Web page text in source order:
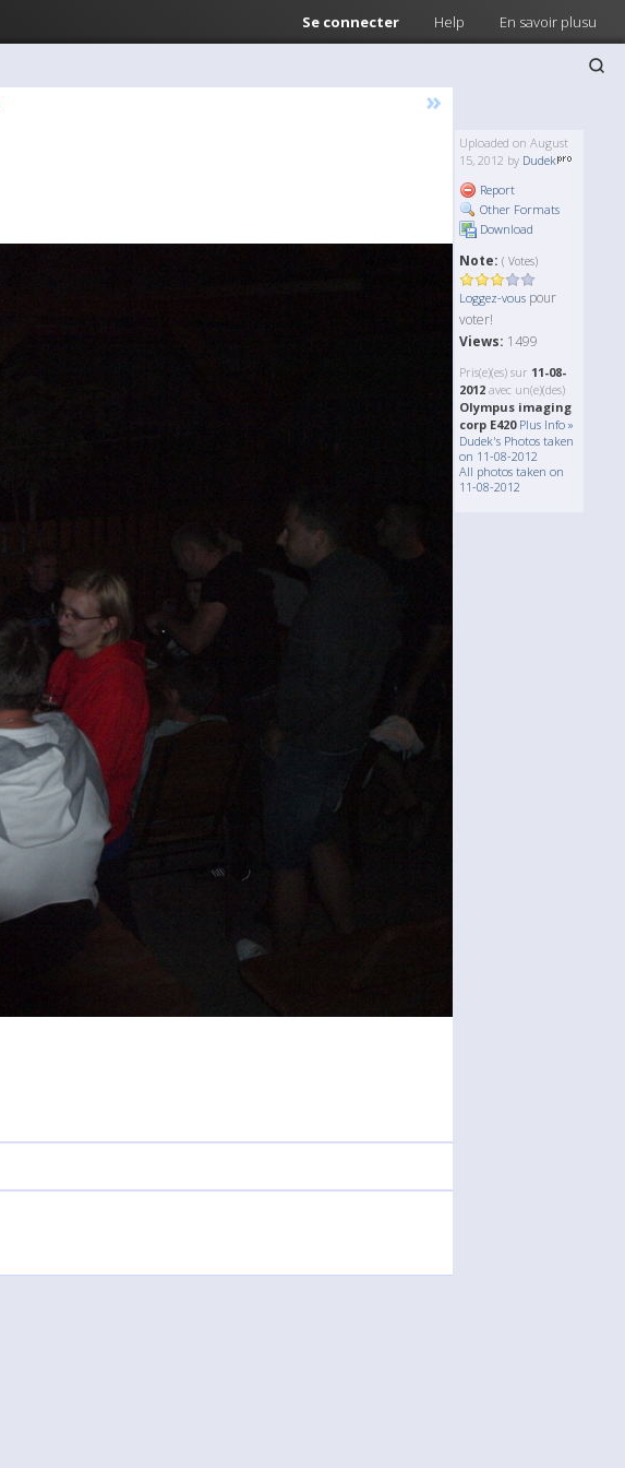
Se connecter Help En savoir plusu
»
Uploaded on August
15, 2012 by Dudek
Report
Other Formats
Download
Note: ( Votes)
Loggez-vous pour
voter!
Views: 1499
Pris(e)(es) sur 11-08-
2012 avec un(e)(des)
Olympus imaging
corp E420 Plus Info »
Dudek's Photos taken
on 11-08-2012
All photos taken on
11-08-2012